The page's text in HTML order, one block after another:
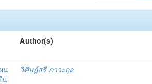
Author(s)
น
น
วิศิษฎ์สรี ภาวะกุล